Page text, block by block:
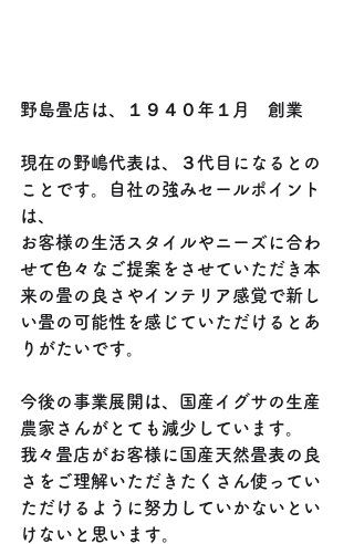
野島畳店は、１９４０年１月　創業
現在の野嶋代表は、３代目になるとの
ことです。自社の強みセールポイント
は、
お客様の生活スタイルやニーズに合わ
せて色々なご提案をさせていただき本
来の畳の良さやインテリア感覚で新し
い畳の可能性を感じていただけるとあ
りがたいです。
今後の事業展開は、国産イグサの生産
農家さんがとても減少しています。
我々畳店がお客様に国産天然畳表の良
さをご理解いただきたくさん使ってい
ただけるように努力していかないとい
けないと思います。